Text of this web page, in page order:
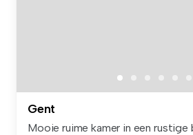
Gent
Mooie ruime kamer in een